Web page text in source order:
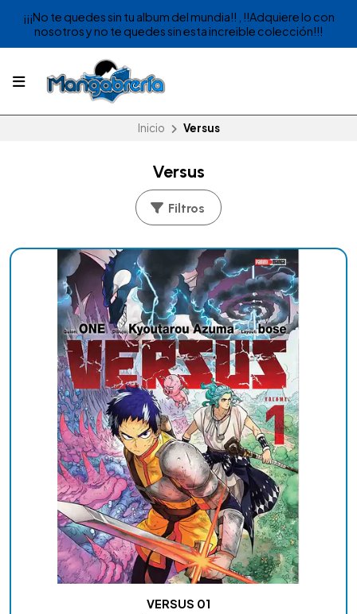
¡¡¡No te quedes sin tu album del mundia!! , !!Adquiere lo con
nosotros y no te quedes sin esta increible colección!!!
Inicio Versus
Versus
Filtros
VERSUS 01